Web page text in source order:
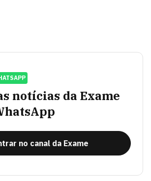
notícias da Exame
no canal da Exame